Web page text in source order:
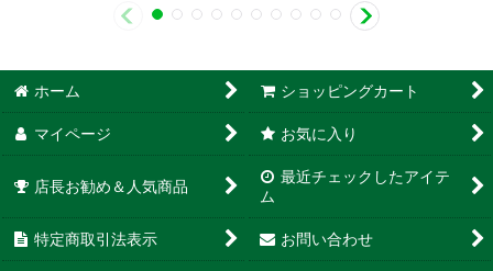
ホーム ショッピングカート
マイページ お気に入り
店長お勧め＆人気商品
最近チェックしたアイテ
ム
特定商取引法表示 お問い合わせ